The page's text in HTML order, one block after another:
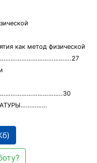
как метод физической